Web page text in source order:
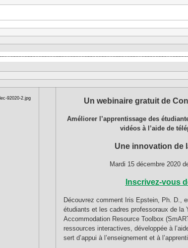
Un webinaire gratuit de
Améliorer l’apprentissage des
vidéos à l’aide de
Une innovation de
Mardi 15 décembre 2020
Inscrivez-vous
Découvrez comment Iris Epstein, Ph. D.,
étudiants et les cadres professoraux de la
Accommodation Resource Toolbox
ressources interactives, développée à
sert d’appui à l’enseignement et à